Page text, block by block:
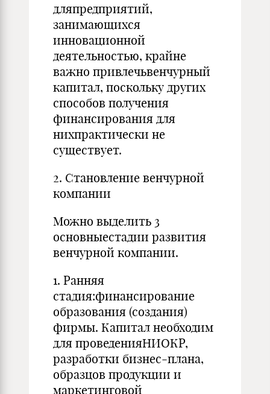
дляпредприятий,
занимающихся
инновационной
деятельностью, крайне
важно привлечьвенчурный
капитал, поскольку других
способов получения
финансирования для
нихпрактически не
существует.
2. Становление венчурной
компании
Можно выделить 3
основныестадии развития
венчурной компании.
1. Ранняя
стадия:финансирование
образования (создания)
фирмы. Капитал необходим
для проведенияНИОКР,
разработки бизнес-плана,
образцов продукции и
маркетинговой